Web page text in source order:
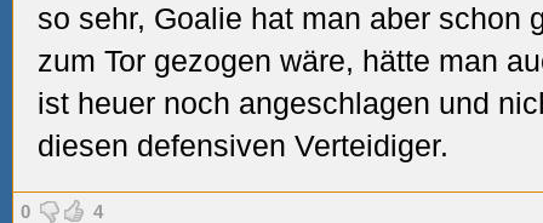
so sehr, Goalie hat man aber schon
zum Tor gezogen wäre, hätte man
ist heuer noch angeschlagen und
diesen defensiven Verteidiger.
0 4